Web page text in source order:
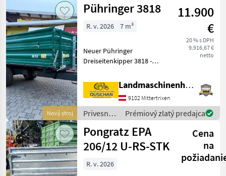
Nový stroj
Pühringer 3818
11.900
€
20 % s DPH
9.916,67 €
netto
R. v. 2026 7 m³
Neuer Pühringer
Dreiseitenkipper 3818 -
Nutzlast 6000kg -
Brückenmaße
3850x1820mm -
Pendelaufsatzwand -
Grundbordwand 500mm
mit Hebefede
Landmaschinenhandel Ouschan Anton
9102 Mittertrixen
Privesné
vozíky /
Pühringer
Prémiový zlatý predajca
Pongratz EPA
206/12 U-RS-STK
Cena
na
R. v. 2026